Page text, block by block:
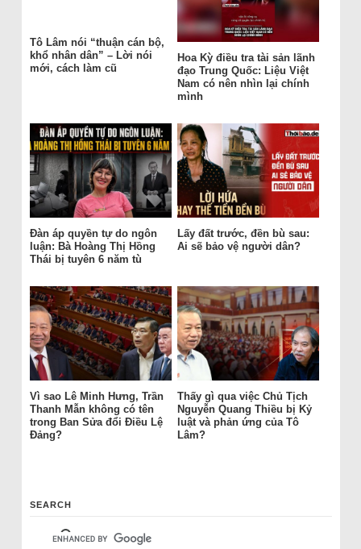
Tô Lâm nói “thuận cán bộ,
khổ nhân dân” – Lời nói
mới, cách làm cũ
Hoa Kỳ điều tra tài sản lãnh
đạo Trung Quốc: Liệu Việt
Nam có nên nhìn lại chính
mình
Đàn áp quyền tự do ngôn
luận: Bà Hoàng Thị Hồng
Thái bị tuyên 6 năm tù
Lấy đất trước, đền bù sau:
Ai sẽ bảo vệ người dân?
Vì sao Lê Minh Hưng, Trần
Thanh Mẫn không có tên
trong Ban Sửa đổi Điều Lệ
Đảng?
Thấy gì qua việc Chủ Tịch
Nguyễn Quang Thiều bị Kỷ
luật và phản ứng của Tô
Lâm?
SEARCH